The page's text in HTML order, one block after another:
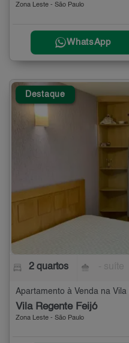
Zona Leste - São Paulo
WhatsApp
Destaque
2 quartos
Vila Regente Feijó
Zona Leste - São Paulo